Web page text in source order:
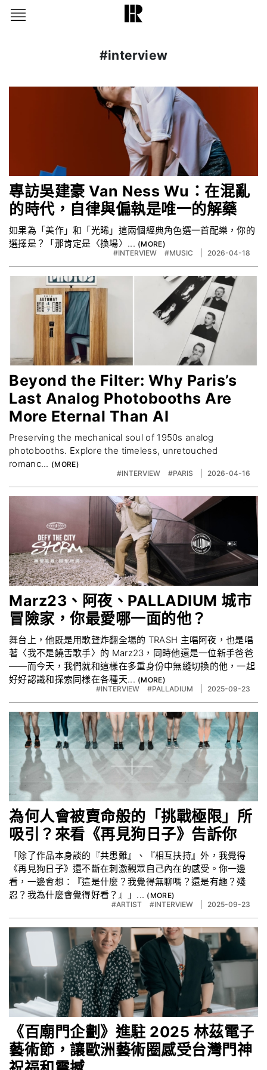
#interview
專訪吳建豪 Van Ness Wu：在混亂
的時代，自律與偏執是唯一的解藥
如果為「美作」和「光晞」這兩個經典角色選一首配樂，你的
選擇是？「那肯定是〈換場〉...
#INTERVIEW #MUSIC 2026-04-18
Beyond the Filter: Why Paris’s
Last Analog Photobooths Are
More Eternal Than AI
Preserving the mechanical soul of 1950s analog
photobooths. Explore the timeless, unretouched
romanc...
#INTERVIEW #PARIS 2026-04-16
Marz23、阿夜、PALLADIUM 城市
冒險家，你最愛哪一面的他？
舞台上，他既是用歌聲炸翻全場的 TRASH 主唱阿夜，也是唱
著〈我不是饒舌歌手〉的 Marz23，同時他還是一位新手爸爸
——而今天，我們就和這樣在多重身份中無縫切換的他，一起
好好認識和探索同樣在各種天...
#INTERVIEW #PALLADIUM 2025-09-23
為何人會被賣命般的「挑戰極限」所
吸引？來看《再見狗日子》告訴你
「除了作品本身談的『共患難』、『相互扶持』外，我覺得
《再見狗日子》還不斷在刺激觀眾自己內在的感受。你一邊
看，一邊會想：『這是什麼？我覺得無聊嗎？還是有趣？殘
忍？我為什麼會覺得好看？』」...
#ARTIST #INTERVIEW 2025-09-23
《百廟門企劃》進駐 2025 林茲電子
藝術節，讓歐洲藝術圈感受台灣門神